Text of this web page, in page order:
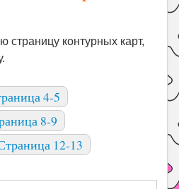
страницу контурных карт,
4-5
8-9
12-13